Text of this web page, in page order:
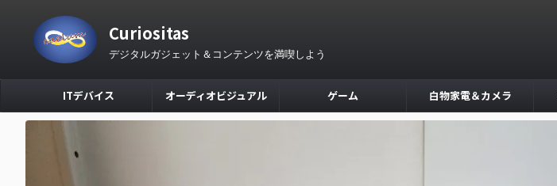
Curiositas
デジタルガジェット＆コンテンツを満喫しよう
ITデバイス オーディオビジュアル ゲーム 白物家電＆カメラ